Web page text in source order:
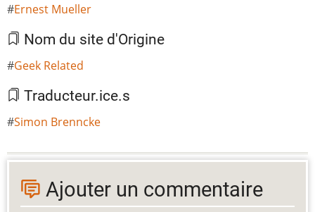
Ernest Mueller
Nom du site d'Origine
Geek Related
Traducteur.ice.s
Simon Brenncke
Ajouter un commentaire